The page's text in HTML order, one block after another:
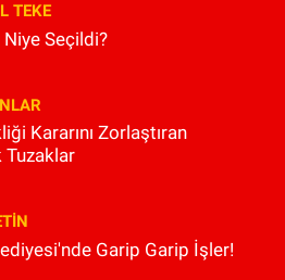
TEKE
Seçildi?
Kararını Zorlaştıran
Garip Garip İşler!